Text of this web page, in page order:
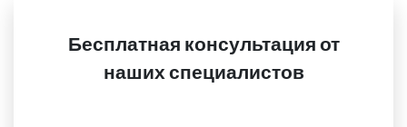
Бесплатная консультация от
наших специалистов